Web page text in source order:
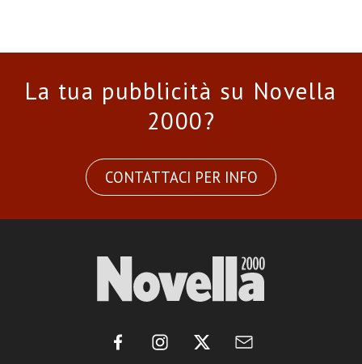
La tua pubblicità su Novella
2000?
CONTATTACI PER INFO